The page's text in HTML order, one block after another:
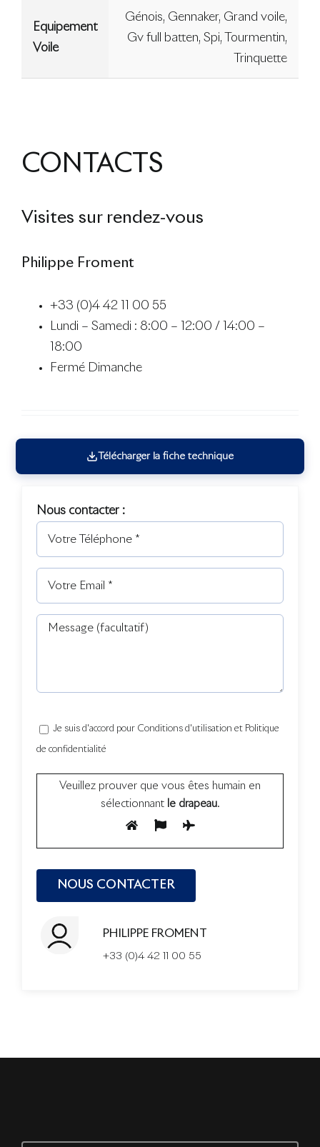
Equipement
Voile
Génois, Gennaker, Grand voile,
Gv full batten, Spi, Tourmentin,
Trinquette
CONTACTS
Visites sur rendez-vous
Philippe Froment
+33 (0)4 42 11 00 55
Lundi – Samedi : 8:00 – 12:00 / 14:00 –
18:00
Fermé Dimanche
Télécharger la fiche technique
Nous contacter :
Je suis d'accord pour Conditions d'utilisation et Politique
de confidentialité
Veuillez prouver que vous êtes humain en
sélectionnantle drapeau.
PHILIPPE FROMENT
+33 (0)4 42 11 00 55